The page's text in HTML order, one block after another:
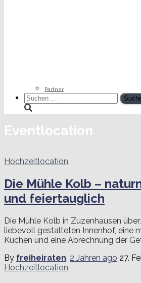
Partner
Suchen
nach:
Eventlocation
Hochzeitlocation
Die Mühle Kolb –
und feiertauglich
Die Mühle Kolb in Zuzenhausen
liebevoll gestalteten Innenhof, eine
Kuchen und eine Abrechnung der
By freiheiraten, 2 Jahren ago 27.
Hochzeitlocation